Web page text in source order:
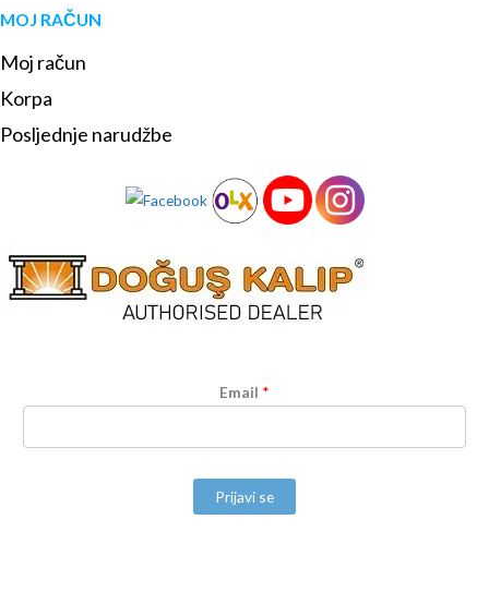
MOJ RAČUN
Moj račun
Korpa
Posljednje narudžbe
Email *
Prijavi se